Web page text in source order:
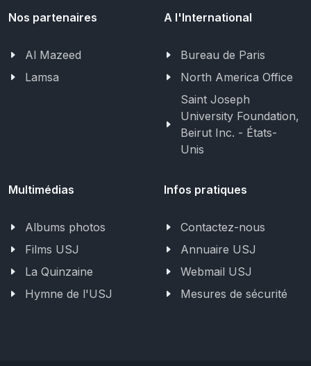
Nos partenaires
Al Mazeed
Lamsa
A l'International
Bureau de Paris
North America Office
Saint Joseph
University Foundation,
Beirut Inc. - États-
Unis
Multimédias
Albums photos
Films USJ
La Quinzaine
Hymne de l'USJ
Infos pratiques
Contactez-nous
Annuaire USJ
Webmail USJ
Mesures de sécurité